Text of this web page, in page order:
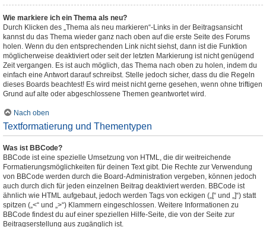
Wie markiere ich ein Thema als neu?
Durch Klicken des „Thema als neu markieren“-Links in der Beitragsansicht
kannst du das Thema wieder ganz nach oben auf die erste Seite des Forums
holen. Wenn du den entsprechenden Link nicht siehst, dann ist die Funktion
möglicherweise deaktiviert oder seit der letzten Markierung ist nicht genügend
Zeit vergangen. Es ist auch möglich, das Thema nach oben zu holen, indem du
einfach eine Antwort darauf schreibst. Stelle jedoch sicher, dass du die Regeln
dieses Boards beachtest! Es wird meist nicht gerne gesehen, wenn ohne triftigen
Grund auf alte oder abgeschlossene Themen geantwortet wird.
Nach oben
Textformatierung und Thementypen
Was ist BBCode?
BBCode ist eine spezielle Umsetzung von HTML, die dir weitreichende
Formatierungsmöglichkeiten für deinen Text gibt. Die Rechte zur Verwendung
von BBCode werden durch die Board-Administration vergeben, können jedoch
auch durch dich für jeden einzelnen Beitrag deaktiviert werden. BBCode ist
ähnlich wie HTML aufgebaut, jedoch werden Tags von eckigen („[“ und „]“) statt
spitzen („<“ und „>“) Klammern eingeschlossen. Weitere Informationen zu
BBCode findest du auf einer speziellen Hilfe-Seite, die von der Seite zur
Beitragserstellung aus zugänglich ist.